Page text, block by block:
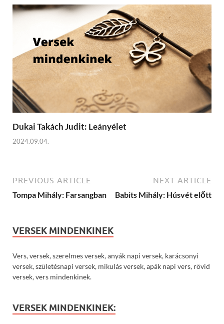
Dukai Takách Judit: Leányélet
2024.09.04.
PREVIOUS ARTICLE
Tompa Mihály: Farsangban
NEXT ARTICLE
Babits Mihály: Húsvét előtt
VERSEK MINDENKINEK
Vers, versek, szerelmes versek, anyák napi versek, karácsonyi
versek, születésnapi versek, mikulás versek, apák napi vers, rövid
versek, vers mindenkinek.
VERSEK MINDENKINEK: